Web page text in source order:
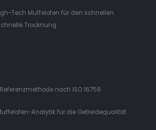
Tech Muffelofen für den schnellen
Trocknung
nach ISO 16756
Analytik für die Getreidequalität